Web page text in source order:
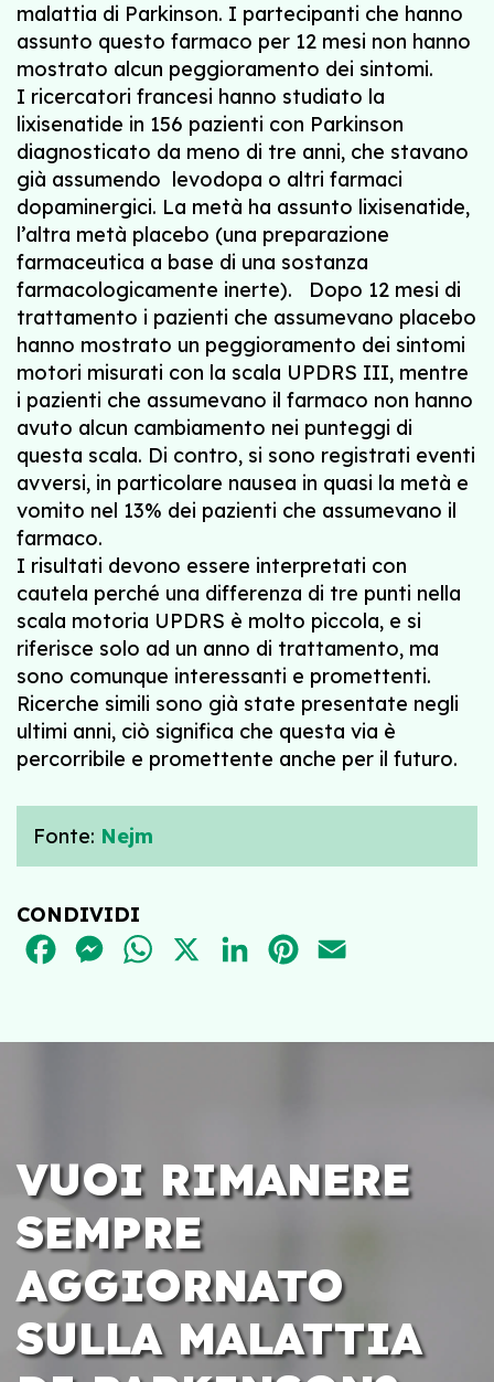
malattia di Parkinson. I partecipanti che hanno
assunto questo farmaco per 12 mesi non hanno
mostrato alcun peggioramento dei sintomi.
I ricercatori francesi hanno studiato la
lixisenatide in 156 pazienti con Parkinson
diagnosticato da meno di tre anni, che stavano
già assumendo levodopa o altri farmaci
dopaminergici. La metà ha assunto lixisenatide,
l’altra metà placebo (una preparazione
farmaceutica a base di una sostanza
farmacologicamente inerte). Dopo 12 mesi di
trattamento i pazienti che assumevano placebo
hanno mostrato un peggioramento dei sintomi
motori misurati con la scala UPDRS III, mentre
i pazienti che assumevano il farmaco non hanno
avuto alcun cambiamento nei punteggi di
questa scala. Di contro, si sono registrati eventi
avversi, in particolare nausea in quasi la metà e
vomito nel 13% dei pazienti che assumevano il
farmaco.
I risultati devono essere interpretati con
cautela perché una differenza di tre punti nella
scala motoria UPDRS è molto piccola, e si
riferisce solo ad un anno di trattamento, ma
sono comunque interessanti e promettenti.
Ricerche simili sono già state presentate negli
ultimi anni, ciò significa che questa via è
percorribile e promettente anche per il futuro.
Fonte: Nejm
CONDIVIDI
FACEBOOKMESSENGER
WHATSAPPLINKEDINPINTEREST
VUOI RIMANERE
SEMPRE
AGGIORNATO
SULLA MALATTIA